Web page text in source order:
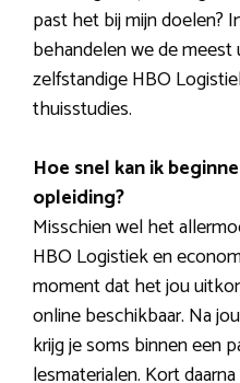
past het bij mijn doelen?
behandelen we de meest
zelfstandige HBO
thuisstudies.
Hoe snel kan ik
opleiding?
Misschien wel het
HBO Logistiek en
moment dat het jou
online beschikbaar. Na
krijg je soms binnen een
lesmaterialen. Kort